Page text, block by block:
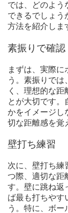
では、どのよう
できるでしょう
方法を紹介しま
素振りで確認
まずは、実際に
う。素振りで
く、理想的な距
とが大切です。
かをイメージし
切な距離感を覚
壁打ち練習
次に、壁打ち練
つ際、適切な距
す。壁に跳ね返
ば最も打ちやす
う。特に、ボ